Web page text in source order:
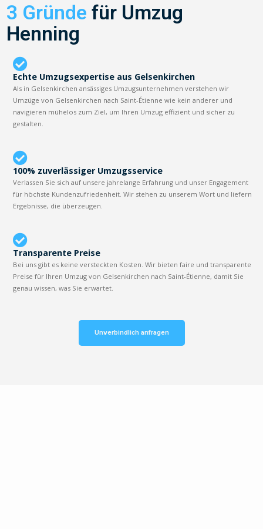
3 Gründe für Umzug
Henning
Echte Umzugsexpertise aus Gelsenkirchen
Als in Gelsenkirchen ansässiges Umzugsunternehmen verstehen wir
Umzüge von Gelsenkirchen nach Saint-Étienne wie kein anderer und
navigieren mühelos zum Ziel, um Ihren Umzug effizient und sicher zu
gestalten.
100% zuverlässiger Umzugsservice
Verlassen Sie sich auf unsere jahrelange Erfahrung und unser Engagement
für höchste Kundenzufriedenheit. Wir stehen zu unserem Wort und liefern
Ergebnisse, die überzeugen.
Transparente Preise
Bei uns gibt es keine versteckten Kosten. Wir bieten faire und transparente
Preise für Ihren Umzug von Gelsenkirchen nach Saint-Étienne, damit Sie
genau wissen, was Sie erwartet.
Unverbindlich anfragen